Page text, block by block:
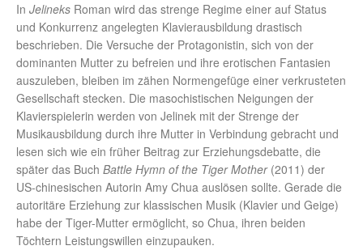
In Jelineks Roman wird das strenge Regime einer auf Status
und Konkurrenz angelegten Klavierausbildung drastisch
beschrieben. Die Versuche der Protagonistin, sich von der
dominanten Mutter zu befreien und ihre erotischen Fantasien
auszuleben, bleiben im zähen Normengefüge einer verkrusteten
Gesellschaft stecken. Die masochistischen Neigungen der
Klavierspielerin werden von Jelinek mit der Strenge der
Musikausbildung durch ihre Mutter in Verbindung gebracht und
lesen sich wie ein früher Beitrag zur Erziehungsdebatte, die
später das Buch Battle Hymn of the Tiger Mother(2011) der
US-chinesischen Autorin Amy Chua auslösen sollte. Gerade die
autoritäre Erziehung zur klassischen Musik (Klavier und Geige)
habe der Tiger-Mutter ermöglicht, so Chua, ihren beiden
Töchtern Leistungswillen einzupauken.